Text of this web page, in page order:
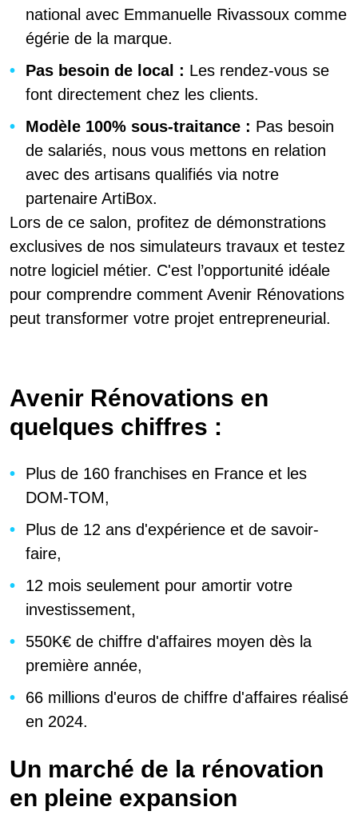
national avec Emmanuelle Rivassoux comme
égérie de la marque.
Pas besoin de local : Les rendez-vous se
font directement chez les clients.
Modèle 100% sous-traitance : Pas besoin
de salariés, nous vous mettons en relation
avec des artisans qualifiés via notre
partenaire ArtiBox.
Lors de ce salon, profitez de démonstrations
exclusives de nos simulateurs travaux et testez
notre logiciel métier. C'est l’opportunité idéale
pour comprendre comment Avenir Rénovations
peut transformer votre projet entrepreneurial.
Avenir Rénovations en
quelques chiffres :
Plus de 160 franchises en France et les
DOM-TOM,
Plus de 12 ans d'expérience et de savoir-
faire,
12 mois seulement pour amortir votre
investissement,
550K€ de chiffre d'affaires moyen dès la
première année,
66 millions d'euros de chiffre d'affaires réalisé
en 2024.
Un marché de la rénovation
en pleine expansion